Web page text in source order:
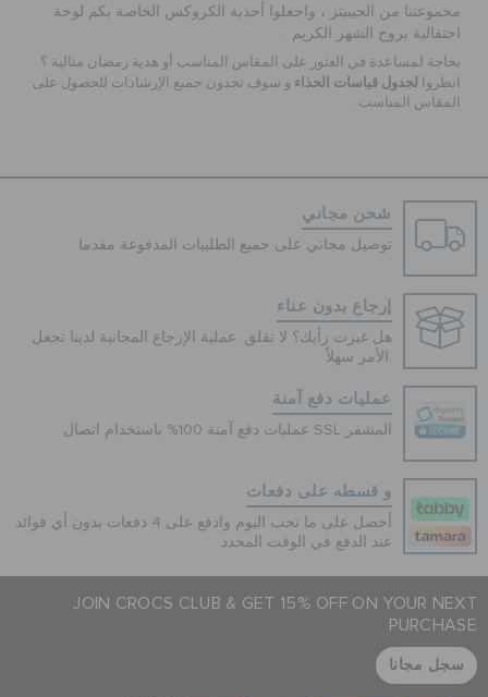
مجموعتنا من الجيبيتز ، واجعلوا أحذية الكروكس الخاصة بكم لوحة
احتفالية بروح الشهر الكريم .
بحاجة لمساعدة في العثور على المقاس المناسب أو هدية رمضان مثالية ؟
انظروا لجدول قياسات الحذاء و سوف تجدون جميع الإرشادات للحصول على
المقاس المناسب .
شحن مجاني
توصيل مجاني على جميع الطلبيات المدفوعة مقدما
إرجاع بدون عناء
هل غيرت رأيك؟ لا تقلق. عملية الإرجاع المجانية لدينا تجعل
الأمر سهلاً.
عمليات دفع آمنة
عمليات دفع آمنة 100% باستخدام اتصال SSL المشفر
و قسطه على دفعات
أحصل على ما تحب اليوم وادفع على 4 دفعات بدون أي فوائد
عند الدفع في الوقت المحدد
JOIN CROCS CLUB & GET 15% OFF ON YOUR NEXT
PURCHASE
سجل مجانا